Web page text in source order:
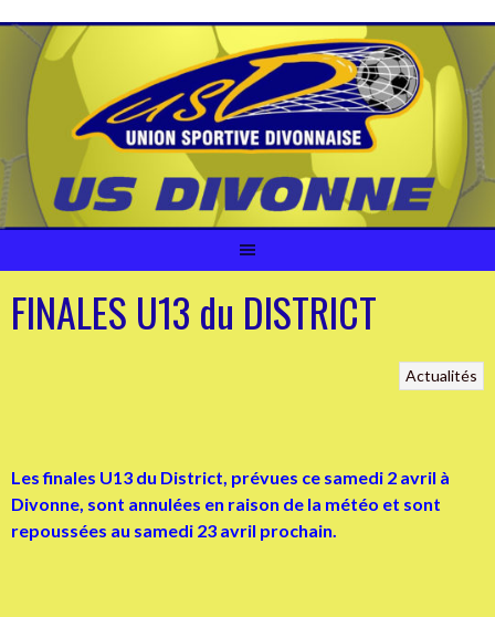
contenu
FINALES U13 du DISTRICT
Actualités
Les finales U13 du District, prévues ce samedi 2 avril à
Divonne, sont annulées en raison de la météo et sont
repoussées au samedi 23 avril prochain.